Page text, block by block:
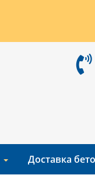
Доставка